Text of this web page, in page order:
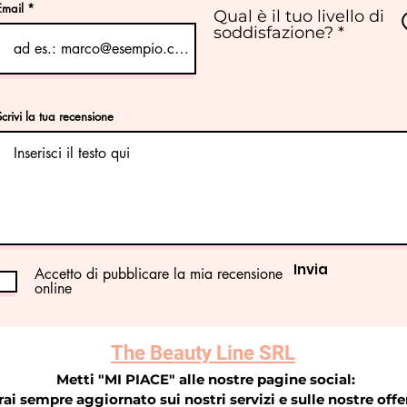
Qual è il tuo livello di
soddisfazione?
la tua recensione
Accetto di pubblicare la mia recensione
online
Invia
The Beauty Line SRL
Metti "MI PIACE" alle nostre pagine social:
sempre aggiornato sui nostri servizi e sulle nostre